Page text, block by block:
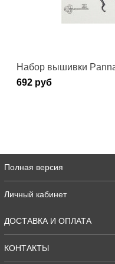
Набор вышивки
692 руб
Полная версия
Личный кабинет
ДОСТАВКА И ОПЛАТА
КОНТАКТЫ